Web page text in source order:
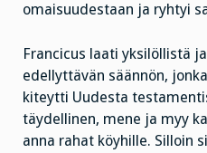
omaisuudestaan ja ryhtyi
Francicus laati yksilöllistä
edellyttävän säännön,
kiteytti Uudesta
täydellinen, mene ja myy
anna rahat köyhille. Silloin